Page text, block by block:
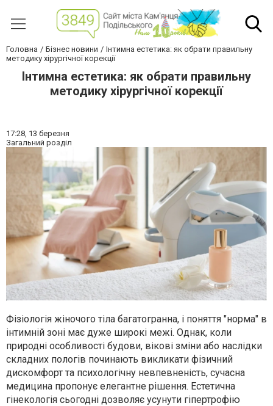
Головна Бізнес новини
Інтимна естетика: як обрати правильну
методику хірургічної корекції
Інтимна естетика: як обрати правильну
методику хірургічної корекції
17:28, 13 березня
Загальний розділ
Фізіологія жіночого тіла багатогранна, і поняття "норма" в
інтимній зоні має дуже широкі межі. Однак, коли
природні особливості будови, вікові зміни або наслідки
складних пологів починають викликати фізичний
дискомфорт та психологічну невпевненість, сучасна
медицина пропонує елегантне рішення. Естетична
гінекологія сьогодні дозволяє усунути гіпертрофію